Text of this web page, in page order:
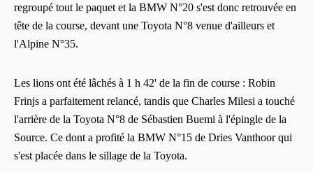
regroupé tout le paquet et la BMW N°20 s'est donc retrouvée en
tête de la course, devant une Toyota N°8 venue d'ailleurs et
l'Alpine N°35.
Les lions ont été lâchés à 1 h 42' de la fin de course : Robin
Frinjs a parfaitement relancé, tandis que Charles Milesi a touché
l'arrière de la Toyota N°8 de Sébastien Buemi à l'épingle de la
Source. Ce dont a profité la BMW N°15 de Dries Vanthoor qui
s'est placée dans le sillage de la Toyota.